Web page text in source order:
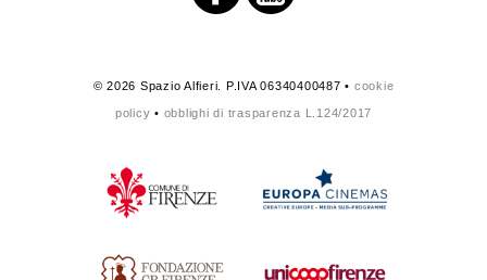
© 2026 Spazio Alfieri. P.IVA 06340400487 • cookie
policy • obblighi di trasparenza L.124/2017